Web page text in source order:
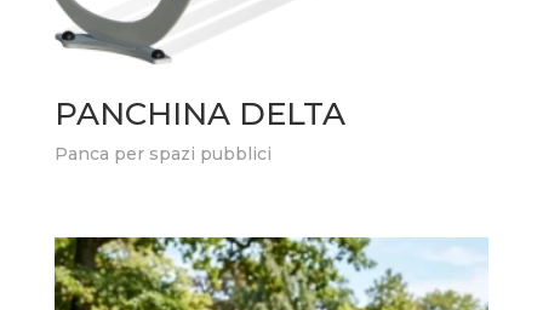
PANCHINA DELTA
Panca per spazi pubblici